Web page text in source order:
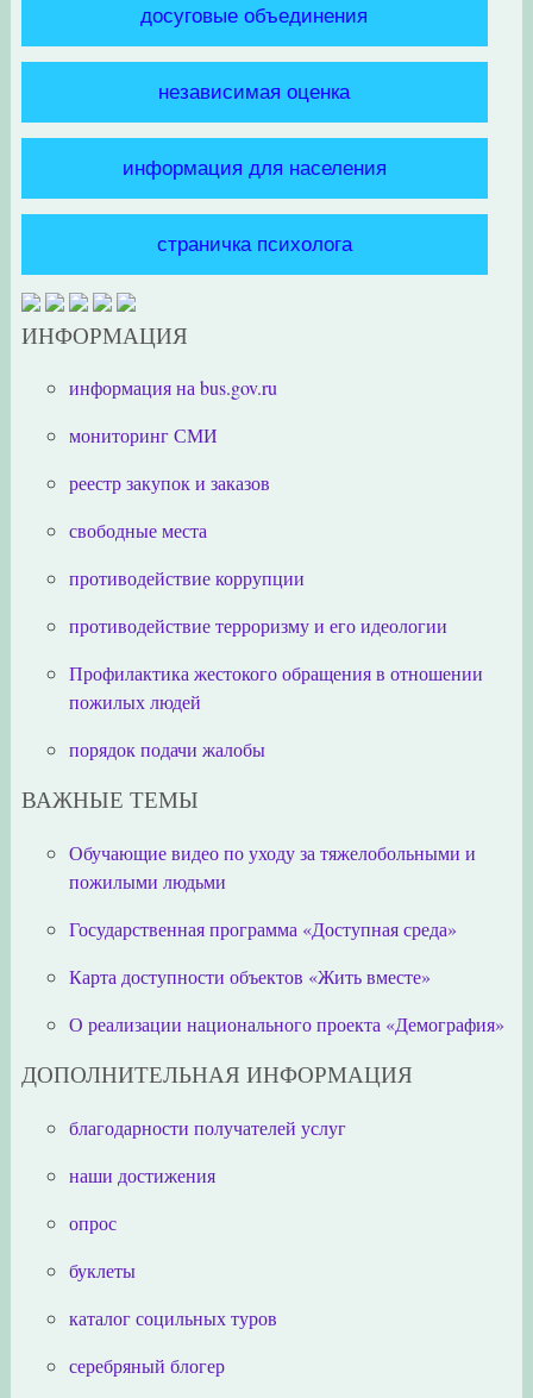
досуговые объединения
независимая оценка
информация для населения
страничка психолога
ИНФОРМАЦИЯ
информация на bus.gov.ru
мониторинг СМИ
реестр закупок и заказов
свободные места
противодействие коррупции
противодействие терроризму и его идеологии
Профилактика жестокого обращения в отношении
пожилых людей
порядок подачи жалобы
ВАЖНЫЕ ТЕМЫ
Обучающие видео по уходу за тяжелобольными и
пожилыми людьми
Государственная программа «Доступная среда»
Карта доступности объектов «Жить вместе»
О реализации национального проекта «Демография»
ДОПОЛНИТЕЛЬНАЯ ИНФОРМАЦИЯ
благодарности получателей услуг
наши достижения
опрос
буклеты
каталог социльных туров
серебряный блогер